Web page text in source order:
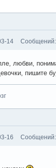
14
любви,
пишите
16